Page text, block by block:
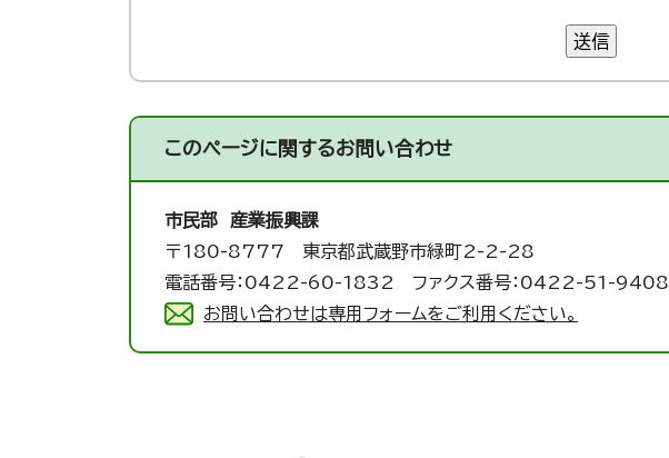
送信
このページに関するお問い合わせ
市民部 産業振興課
〒180-8777 東京都武蔵野市緑町2-2-28
電話番号：0422-60-1832 ファクス番号：0422-51-9408
お問い合わせは専用フォームをご利用ください。